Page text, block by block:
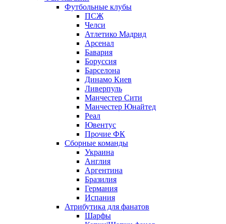
Футбольные клубы
ПСЖ
Челси
Атлетико Мадрид
Арсенал
Бавария
Боруссия
Барселона
Динамо Киев
Ливерпуль
Манчестер Сити
Манчестер Юнайтед
Реал
Ювентус
Прочие ФК
Сборные команды
Украина
Англия
Аргентина
Бразилия
Германия
Испания
Атрибутика для фанатов
Шарфы